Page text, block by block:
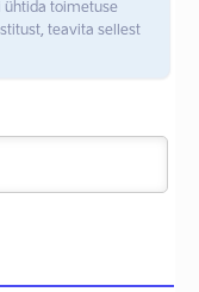
ühtida toimetuse
teavita sellest